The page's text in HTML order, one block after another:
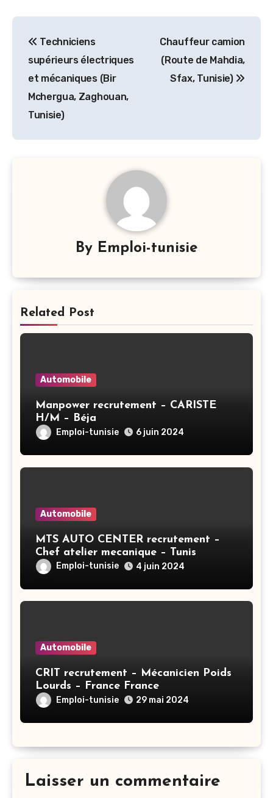
de
l’article
Techniciens
supérieurs électriques
et mécaniques (Bir
Mchergua, Zaghouan,
Tunisie)
Chauffeur camion
(Route de Mahdia,
Sfax, Tunisie)
By Emploi-tunisie
Related Post
Automobile
Manpower recrutement – CARISTE
H/M – Béja
Emploi-tunisie 6 juin 2024
Automobile
MTS AUTO CENTER recrutement –
Chef atelier mecanique – Tunis
Emploi-tunisie 4 juin 2024
Automobile
CRIT recrutement – Mécanicien Poids
Lourds – France France
Emploi-tunisie 29 mai 2024
Laisser un commentaire